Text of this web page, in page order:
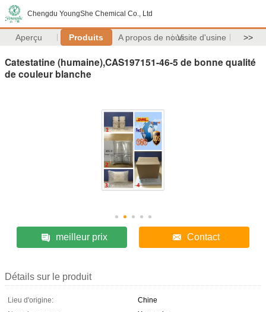
Chengdu YoungShe Chemical Co., Ltd
Aperçu Produits A propos de nousVisite d'usine >>
Catestatine (humaine),CAS197151-46-5 de bonne qualité
de couleur blanche
meilleur prix Contact
Détails sur le produit
Lieu d'origine:
Chine